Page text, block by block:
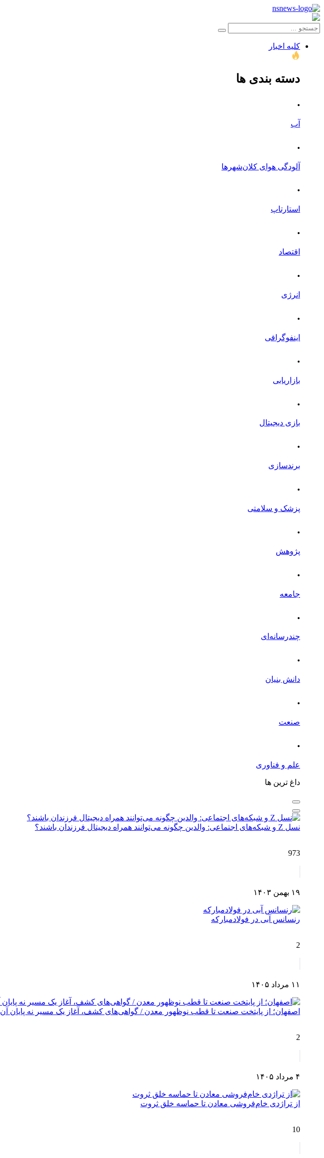
کلیه اخبار
دسته بندی ها
.
آب
.
آلودگی هوای کلان‌شهرها
.
استارتاپ
.
اقتصاد
.
انرژی
.
اینفوگرافی
.
بازاریابی
.
بازی دیجیتال
.
برندسازی
.
پزشک و سلامتی
.
پژوهش
.
جامعه
.
چندرسانه‌ای
.
دانش بنیان
.
صنعت
.
علم و فناوری
داغ ترین ها
نسل Z و شبکه‌های اجتماعی: والدین چگونه می‌توانند همراه دیجیتال فرزندان باشند؟
973
۱۹ بهمن ۱۴۰۳
رنسانس آبی در فولادمبارکه
2
۱۱ مرداد ۱۴۰۵
اصفهان؛ از پایتخت صنعت تا قطب نوظهور معدن / گواهی‌های کشف، آغاز یک مسیر نه پایان آن
2
۴ مرداد ۱۴۰۵
از تراژدی خام‌فروشی معادن تا حماسه خلق ثروت
10